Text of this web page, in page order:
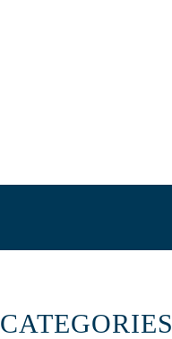
CATEGORIES